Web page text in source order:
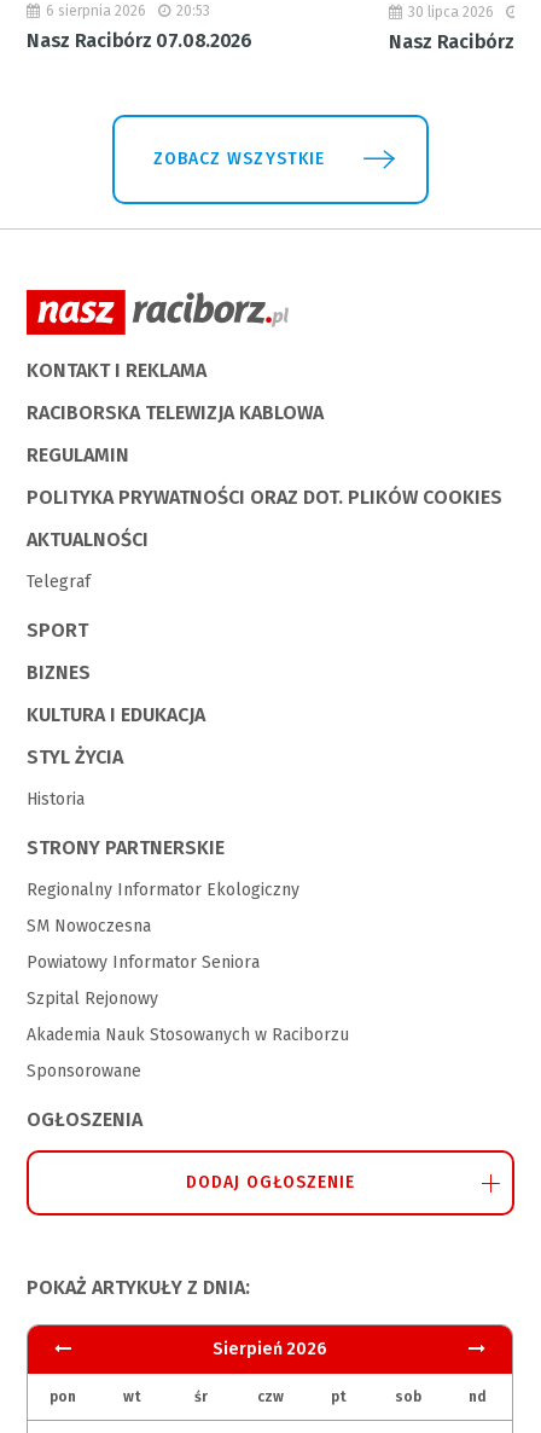
6 sierpnia 2026 20:53
Nasz Racibórz 07.08.2026
30 lipca 2026
Nasz Racibórz
ZOBACZ WSZYSTKIE
KONTAKT I REKLAMA
RACIBORSKA TELEWIZJA KABLOWA
REGULAMIN
POLITYKA PRYWATNOŚCI ORAZ DOT. PLIKÓW COOKIES
AKTUALNOŚCI
Telegraf
SPORT
BIZNES
KULTURA I EDUKACJA
STYL ŻYCIA
Historia
STRONY PARTNERSKIE
Regionalny Informator Ekologiczny
SM Nowoczesna
Powiatowy Informator Seniora
Szpital Rejonowy
Akademia Nauk Stosowanych w Raciborzu
Sponsorowane
OGŁOSZENIA
DODAJ OGŁOSZENIE
POKAŻ ARTYKUŁY Z DNIA:
Sierpień 2026
pon wt śr czw pt sob nd